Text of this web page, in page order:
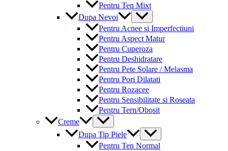
Pentru Ten Mixt
Dupa Nevoi
Menu
Toggle
Pentru Acnee si Imperfectiuni
Pentru Aspect Matur
Pentru Cuperoza
Pentru Deshidratare
Pentru Pete Solare / Melasma
Pentru Pori Dilatati
Pentru Rozacee
Pentru Sensibilitate si Roseata
Pentru Tern/Obosit
Creme
Menu
Toggle
Dupa Tip Piele
Menu
Toggle
Pentru Ten Normal